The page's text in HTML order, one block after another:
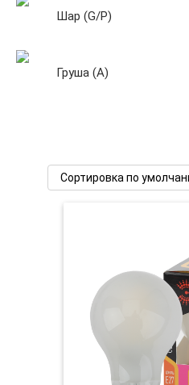
Шар (G/P)
Груша (A)